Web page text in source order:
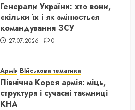
Генерали України: хто вони,
скільки їх і як змінюється
командування ЗСУ
27.07.2026 0
Армія Військова тематика
Північна Корея армія: міць,
структура і сучасні таємниці
КНА